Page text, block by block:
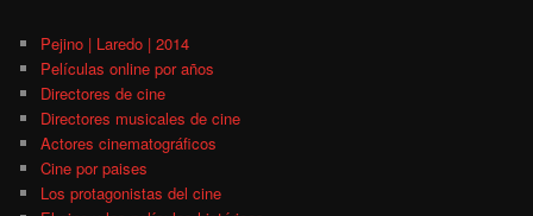
Pejino | Laredo | 2014
Películas online por años
Directores de cine
Directores musicales de cine
Actores cinematográficos
Cine por paises
Los protagonistas del cine